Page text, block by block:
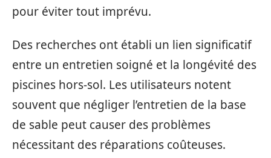
pour éviter tout imprévu.
Des recherches ont établi un lien significatif
entre un entretien soigné et la longévité des
piscines hors-sol. Les utilisateurs notent
souvent que négliger l’entretien de la base
de sable peut causer des problèmes
nécessitant des réparations coûteuses.